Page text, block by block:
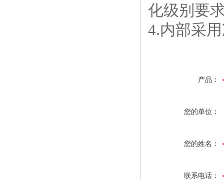
化级别要
4.内部采
产品：
您的单位：
您的姓名：
联系电话：